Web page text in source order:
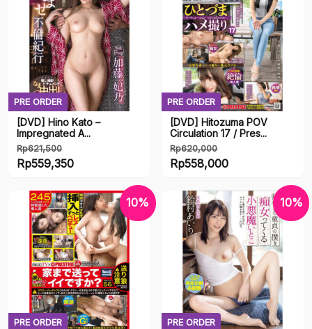
adalah:
Rp559,350.
adalah:
Rp408,600.
PRE ORDER
[DVD] ‎Hino Kato –
Impregnated A...
Rp621,500
Harga
adalah:
Rp621,500.
Rp559,350
saat
adalah:
Rp559,350.
PRE ORDER
[DVD] Hitozuma POV
Circulation 17 / Pres...
Rp620,000
Harga
adalah:
Rp620,000.
Rp558,000
saat
adalah:
Rp558,000.
PRE ORDER
10%
PRE ORDER
10%